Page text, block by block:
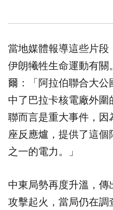
當地媒體報導這些片段
伊朗犧牲生命運動有關
爾：「阿拉伯聯合大公
中了巴拉卡核電廠外
聯而言是重大事件，因
座反應爐，提供了這
之一的電力。」
中東局勢再度升溫，
攻擊起火，當局仍在調